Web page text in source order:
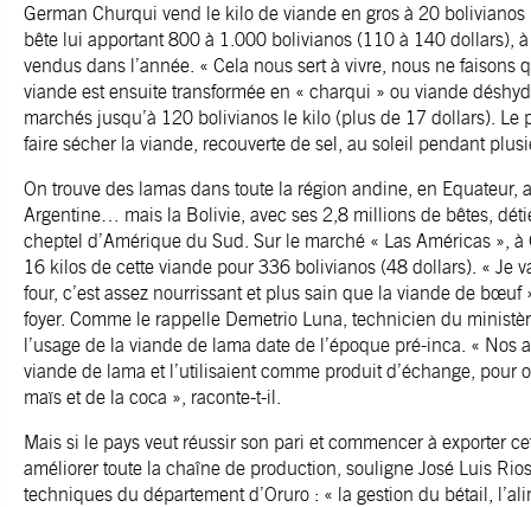
German Churqui vend le kilo de viande en gros à 20
bête lui apportant 800 à 1.000 bolivianos (110 à 140 dollars),
vendus dans l’année. « Cela nous sert à vivre, nous ne faisons
viande est ensuite transformée en « charqui » ou viande
marchés jusqu’à 120 bolivianos le kilo (plus de 17 dollars). Le
faire sécher la viande, recouverte de sel, au soleil pendant
On trouve des lamas dans toute la région andine, en Equateur,
Argentine… mais la Bolivie, avec ses 2,8 millions de bêtes,
cheptel d’Amérique du Sud. Sur le marché « Las Américas », à
16 kilos de cette viande pour 336 bolivianos (48 dollars). « Je
four, c’est assez nourrissant et plus sain que la viande de bœuf
foyer. Comme le rappelle Demetrio Luna, technicien du
l’usage de la viande de lama date de l’époque pré-inca. « Nos
viande de lama et l’utilisaient comme produit d’échange, pour
maïs et de la coca », raconte-t-il.
Mais si le pays veut réussir son pari et commencer à exporter
améliorer toute la chaîne de production, souligne José Luis
techniques du département d’Oruro : « la gestion du bétail,